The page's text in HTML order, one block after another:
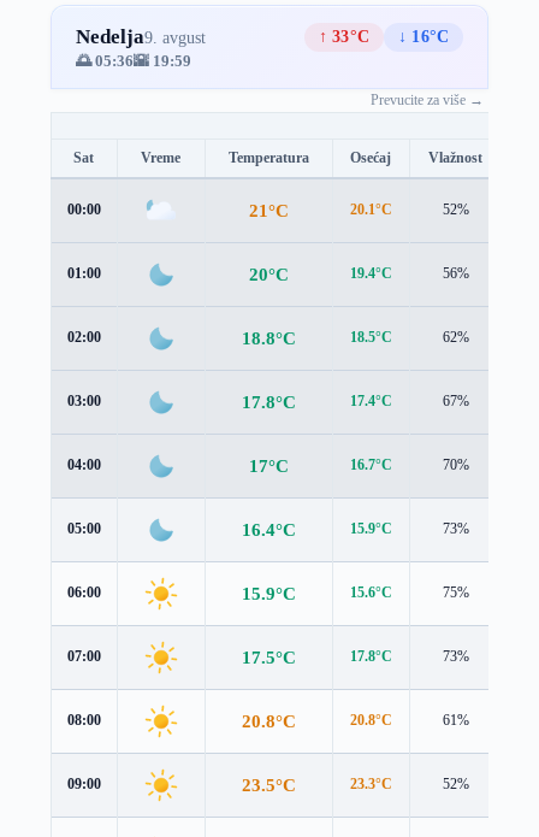
Nedelja9. avgust ↑ 33°C
↓ 16°C
🌅 05:36🌇 19:59
Prevucite za više →
Sat Vreme Temperatura Osećaj Vlažnost
00:00 21°C 20.1°C 52%
01:00 20°C 19.4°C 56%
02:00 18.8°C 18.5°C 62%
03:00 17.8°C 17.4°C 67%
04:00 17°C 16.7°C 70%
05:00 16.4°C 15.9°C 73%
06:00 15.9°C 15.6°C 75%
07:00 17.5°C 17.8°C 73%
08:00 20.8°C 20.8°C 61%
09:00 23.5°C 23.3°C 52%